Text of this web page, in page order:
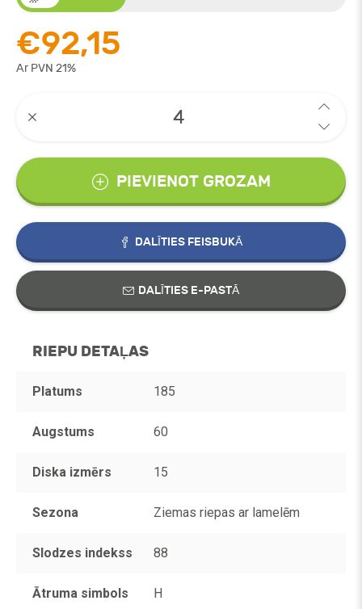
€92,15
Ar PVN 21%
PIEVIENOT GROZAM
DALĪTIES FEISBUKĀ
DALĪTIES E-PASTĀ
RIEPU DETAĻAS
Platums 185
Augstums 60
Diska izmērs 15
Sezona Ziemas riepas ar lamelēm
Slodzes indekss 88
Ātruma simbols H